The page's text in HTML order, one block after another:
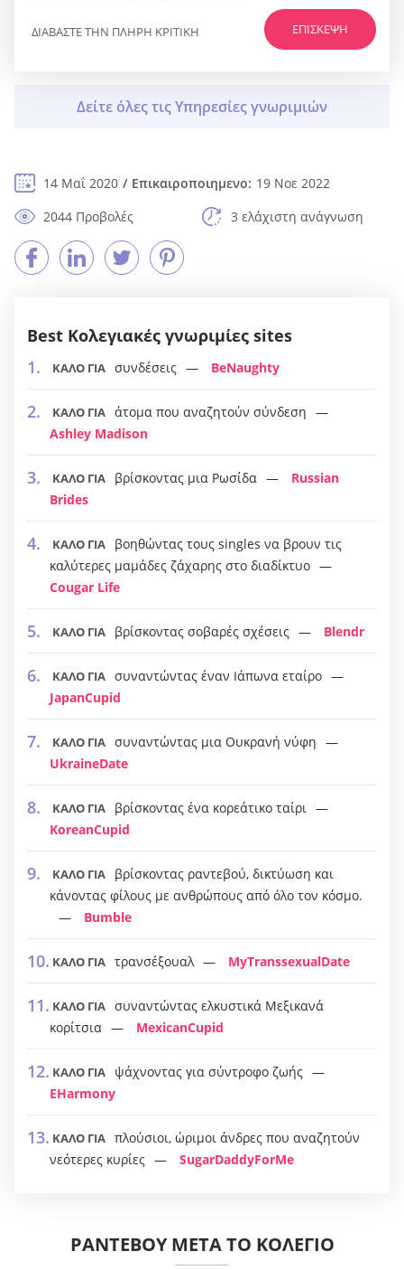
ΕΠΊΣΚΕΨΗ
ΔΙΑΒΆΣΤΕ ΤΗΝ ΠΛΉΡΗ ΚΡΙΤΙΚΉ
14 Μαΐ 2020 Επικαιροποιημενο: 19 Νοε 2022
2044 Προβολές
3 ελάχιστη ανάγνωση
Best Κολεγιακές γνωριμίες sites
ΚΑΛΟ ΓΙΑ συνδέσεις BeNaughty
ΚΑΛΟ ΓΙΑ άτομα που αναζητούν σύνδεση
Ashley Madison
ΚΑΛΟ ΓΙΑ βρίσκοντας μια Ρωσίδα
Russian
Brides
ΚΑΛΟ ΓΙΑ
βοηθώντας τους singles να βρουν τις
καλύτερες μαμάδες ζάχαρης στο διαδίκτυο
Cougar Life
ΚΑΛΟ ΓΙΑ βρίσκοντας σοβαρές σχέσεις Blendr
ΚΑΛΟ ΓΙΑ συναντώντας έναν Ιάπωνα εταίρο
JapanCupid
ΚΑΛΟ ΓΙΑ συναντώντας μια Ουκρανή νύφη
UkraineDate
ΚΑΛΟ ΓΙΑ
βρίσκοντας ένα κορεάτικο ταίρι
KoreanCupid
ΚΑΛΟ ΓΙΑ
βρίσκοντας ραντεβού, δικτύωση και
κάνοντας φίλους με ανθρώπους από όλο τον κόσμο.
Bumble
ΚΑΛΟ ΓΙΑ τρανσέξουαλ MyTranssexualDate
ΚΑΛΟ ΓΙΑ συναντώντας ελκυστικά Μεξικανά
κορίτσια
MexicanCupid
ΚΑΛΟ ΓΙΑ
ψάχνοντας για σύντροφο ζωής
EHarmony
ΚΑΛΟ ΓΙΑ πλούσιοι, ώριμοι άνδρες που αναζητούν
νεότερες κυρίες
SugarDaddyForMe
ΡΑΝΤΕΒΟΎ ΜΕΤΆ ΤΟ ΚΟΛΈΓΙΟ